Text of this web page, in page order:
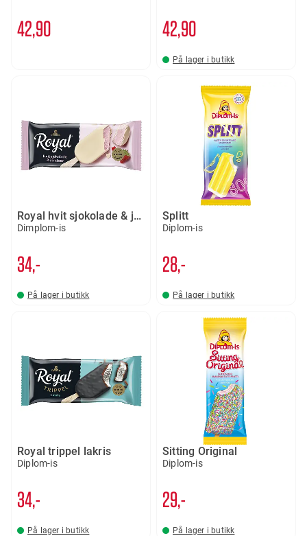
42 90 42 90
På lager i butikk
Royal hvit sjokolade & jordbær
Dimplom-is
34,-
På lager i butikk
Splitt
Diplom-is
28,-
På lager i butikk
Royal trippel lakris
Diplom-is
34,-
På lager i butikk
Sitting Original
Diplom-is
29,-
På lager i butikk